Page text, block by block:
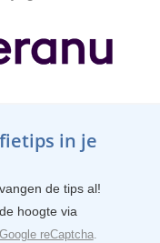
in je
de tips al!
hoogte via
Google reCaptcha.